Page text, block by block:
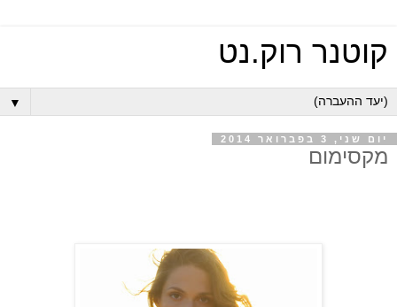
קוטנר רוק.נט
▼
יום שני, 3 בפברואר 2014
מקסימום